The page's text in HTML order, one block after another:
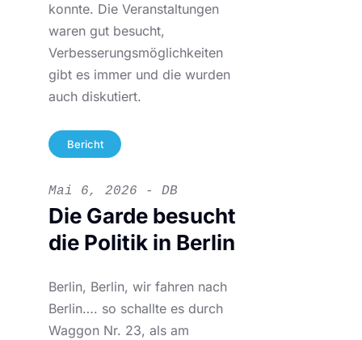
konnte. Die Veranstaltungen
waren gut besucht,
Verbesserungsmöglichkeiten
gibt es immer und die wurden
auch diskutiert.
Bericht
Mai 6, 2026 - DB
Die Garde besucht
die Politik in Berlin
Berlin, Berlin, wir fahren nach
Berlin…. so schallte es durch
Waggon Nr. 23, als am